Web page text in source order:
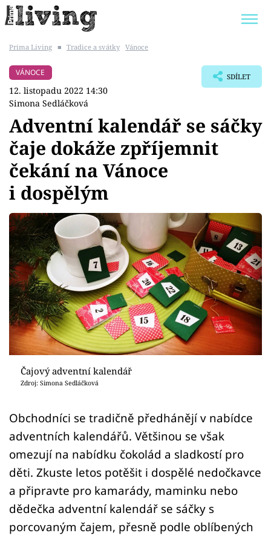
BYDLENÍ SLAVNÝCH
Témata
Bydlení
Zahrada
Design
Sledujte prima+
Přihlášení
Sledujte nás
Prima Living ■ Tradice a svátky Vánoce
VÁNOCE
12. listopadu 2022 14:30
Simona Sedláčková
SDÍLET
Adventní kalendář se sáčky
čaje dokáže zpříjemnit
čekání na Vánoce
i dospělým
Čajový adventní kalendář
Zdroj: Simona Sedláčková
Obchodníci se tradičně předhánějí v nabídce
adventních kalendářů. Většinou se však
omezují na nabídku čokolád a sladkostí pro
děti. Zkuste letos potěšit i dospělé nedočkavce
a připravte pro kamarády, maminku nebo
dědečka adventní kalendář se sáčky s
porcovaným čajem, přesně podle oblíbených